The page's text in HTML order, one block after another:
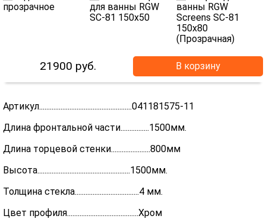
21900 руб. В корзину
Артикул....................................................041181575-11
Длина фронтальной части................1500мм.
Длина торцевой стенки......................800мм
Высота....................................................1500мм.
Толщина стекла....................................4 мм.
Цвет профиля........................................Хром